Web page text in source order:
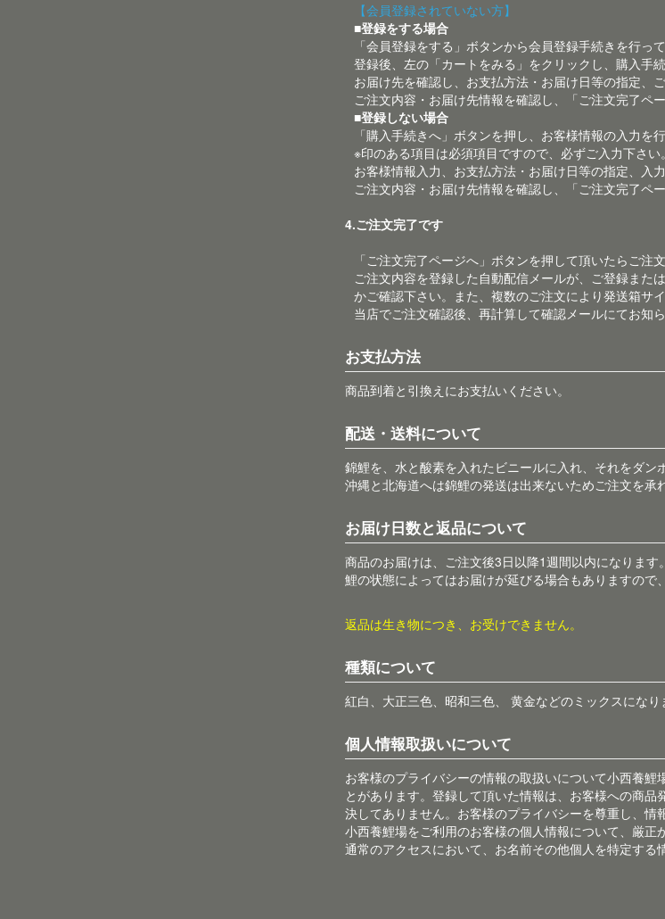
【会員登録されていない方】
■登録をする場合
「会員登録をする」ボタンから会員登録手続きを行って
登録後、左の「カートをみる」をクリックし、購入手続
お届け先を確認し、お支払方法・お届け日等の指定、
ご注文内容・お届け先情報を確認し、「ご注文完了ペ
■登録しない場合
「購入手続きへ」ボタンを押し、お客様情報の入力を
※印のある項目は必須項目ですので、必ずご入力下さい。
お客様情報入力、お支払方法・お届け日等の指定、入
ご注文内容・お届け先情報を確認し、「ご注文完了ペ
4.ご注文完了です
「ご注文完了ページへ」ボタンを押して頂いたらご注文
ご注文内容を登録した自動配信メールが、ご登録また
かご確認下さい。また、複数のご注文により発送箱サ
当店でご注文確認後、再計算して確認メールにてお知
お支払方法
商品到着と引換えにお支払いください。
配送・送料について
錦鯉を、水と酸素を入れたビニールに入れ、それをダン
沖縄と北海道へは錦鯉の発送は出来ないためご注文を承
お届け日数と返品について
商品のお届けは、ご注文後3日以降1週間以内になります
鯉の状態によってはお届けが延びる場合もありますので
返品は生き物につき、お受けできません。
種類について
紅白、大正三色、昭和三色、 黄金などのミックスになり
個人情報取扱いについて
お客様のプライバシーの情報の取扱いについて小西養
とがあります。登録して頂いた情報は、お客様への商
決してありません。お客様のプライバシーを尊重し、情
小西養鯉場をご利用のお客様の個人情報について、厳正
通常のアクセスにおいて、お名前その他個人を特定する